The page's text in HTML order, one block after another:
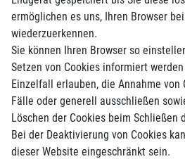
ermöglichen es uns, Ihren Browser
wiederzuerkennen.
Sie können Ihren Browser so
Setzen von Cookies informiert
Einzelfall erlauben, die Annahme
Fälle oder generell ausschließen
Löschen der Cookies beim Schließen
Bei der Deaktivierung von Cookies
dieser Website eingeschränkt sein.